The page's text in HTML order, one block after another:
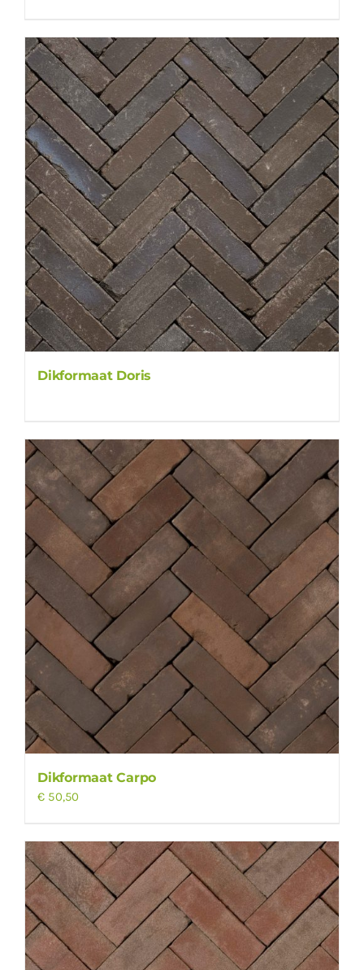
Dikformaat Doris
Dikformaat Carpo
€ 50,50